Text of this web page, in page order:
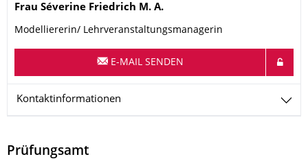
Name
Frau Séverine Friedrich M. A.
Modelliererin/ Lehrveranstaltungsmanagerin
E-MAIL SENDEN
Kontaktinformationen
Prüfungsamt